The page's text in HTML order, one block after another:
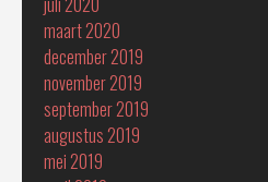
maart 2020
december 2019
november 2019
september 2019
augustus 2019
mei 2019